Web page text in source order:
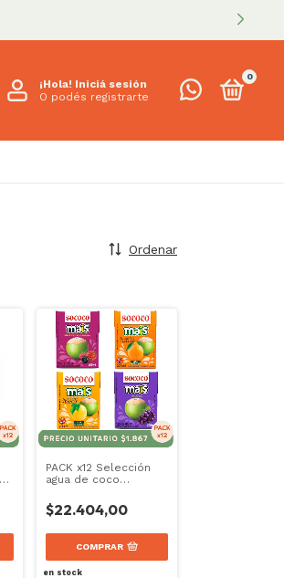
¡Hola! Iniciá sesión
O podés registrarte
0
Ordenar
PACK x12 Selección
agua de coco
Sococo Brasil
$22.404,00
COMPRAR
en stock